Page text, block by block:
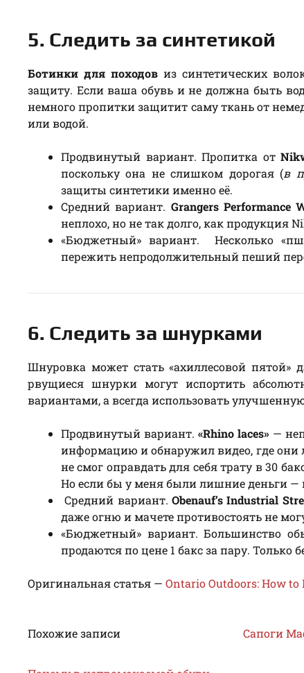
5. Следить за синтетикой
Ботинки для походов из синтетических
защиту. Если ваша обувь и не должна быть
немного пропитки защитит саму ткань от
или водой.
Продвинутый вариант. Пропитка от
поскольку она не слишком дорогая (в
защиты синтетики именно её.
Средний вариант. Grangers Performance
неплохо, но не так долго, как продукция
«Бюджетный» вариант. Несколько
пережить непродолжительный пеший
6. Следить за шнурками
Шнуровка может стать «ахиллесовой пятой»
рвущиеся шнурки могут испортить
вариантами, а всегда использовать
Продвинутый вариант.«Rhino laces» —
информацию и обнаружил видео, где они
не смог оправдать для себя трату в 30
Но если бы у меня были лишние деньги —
Средний вариант. Obenauf’s Industrial
даже огню и мачете противостоять не
«Бюджетный» вариант. Большинство
продаются по цене 1 бакс за пару.
Оригинальная статья — Ontario Outdoors: How
Похожие записи Сапоги